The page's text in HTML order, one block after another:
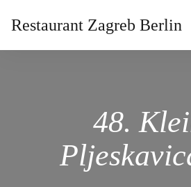
Restaurant Zagreb Berlin
48.